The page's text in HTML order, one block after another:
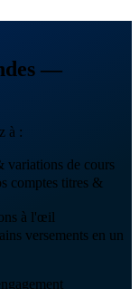
—
à :
variations de cours
comptes titres &
à l'œil
versements en un